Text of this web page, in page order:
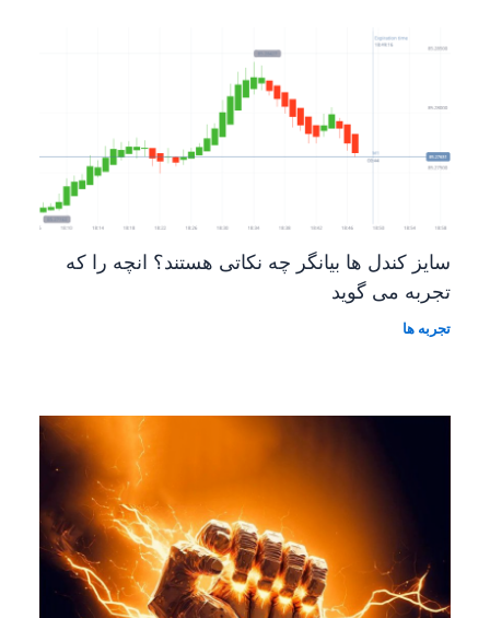
سایز کندل ها بیانگر چه نکاتی هستند؟ انچه را که
تجربه می گوید
تجربه ها